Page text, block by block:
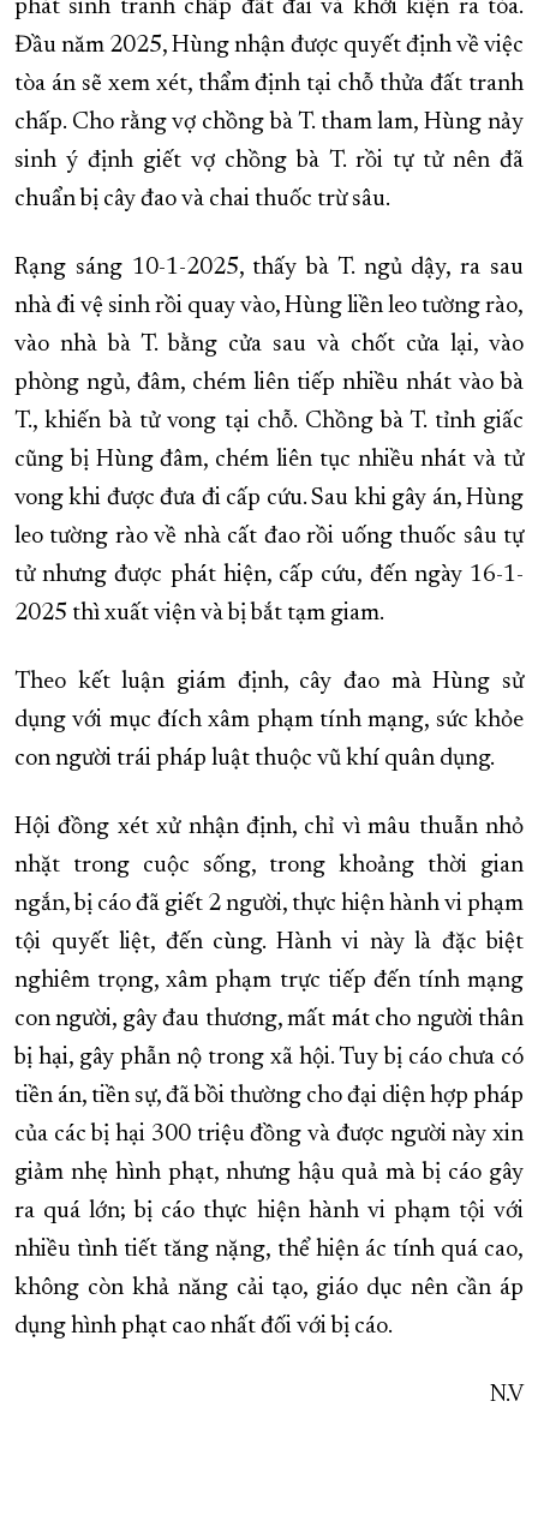
phát sinh tranh chấp đất đai và khởi kiện ra tòa.
Đầu năm 2025, Hùng nhận được quyết định về việc
tòa án sẽ xem xét, thẩm định tại chỗ thửa đất tranh
chấp. Cho rằng vợ chồng bà T. tham lam, Hùng nảy
sinh ý định giết vợ chồng bà T. rồi tự tử nên đã
chuẩn bị cây đao và chai thuốc trừ sâu.
Rạng sáng 10-1-2025, thấy bà T. ngủ dậy, ra sau
nhà đi vệ sinh rồi quay vào, Hùng liền leo tường rào,
vào nhà bà T. bằng cửa sau và chốt cửa lại, vào
phòng ngủ, đâm, chém liên tiếp nhiều nhát vào bà
T., khiến bà tử vong tại chỗ. Chồng bà T. tỉnh giấc
cũng bị Hùng đâm, chém liên tục nhiều nhát và tử
vong khi được đưa đi cấp cứu. Sau khi gây án, Hùng
leo tường rào về nhà cất đao rồi uống thuốc sâu tự
tử nhưng được phát hiện, cấp cứu, đến ngày 16-1-
2025 thì xuất viện và bị bắt tạm giam.
Theo kết luận giám định, cây đao mà Hùng sử
dụng với mục đích xâm phạm tính mạng, sức khỏe
con người trái pháp luật thuộc vũ khí quân dụng.
Hội đồng xét xử nhận định, chỉ vì mâu thuẫn nhỏ
nhặt trong cuộc sống, trong khoảng thời gian
ngắn, bị cáo đã giết 2 người, thực hiện hành vi phạm
tội quyết liệt, đến cùng. Hành vi này là đặc biệt
nghiêm trọng, xâm phạm trực tiếp đến tính mạng
con người, gây đau thương, mất mát cho người thân
bị hại, gây phẫn nộ trong xã hội. Tuy bị cáo chưa có
tiền án, tiền sự, đã bồi thường cho đại diện hợp pháp
của các bị hại 300 triệu đồng và được người này xin
giảm nhẹ hình phạt, nhưng hậu quả mà bị cáo gây
ra quá lớn; bị cáo thực hiện hành vi phạm tội với
nhiều tình tiết tăng nặng, thể hiện ác tính quá cao,
không còn khả năng cải tạo, giáo dục nên cần áp
dụng hình phạt cao nhất đối với bị cáo.
N.V